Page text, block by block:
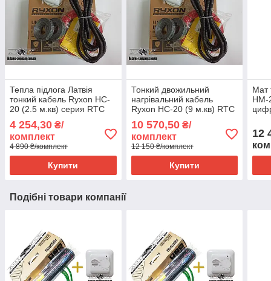
Тепла підлога Латвія
тонкий кабель Ryxon HC-
20 (2.5 м.кв) серия RTC
4 254,30 ₴/
комплект
4 890 ₴/комплект
Купити
Тонкий двожильний
нагрівальний кабель
Ryxon HC-20 (9 м.кв) RTC
10 570,50₴/
комплект
12 150 ₴/комплект
Купити
Мат
HM-
12
Подібні товари компанії